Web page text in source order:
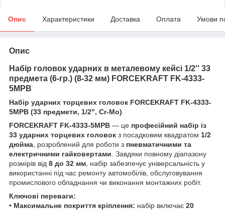
Опис Характеристики Доставка Оплата Умови
Опис
Набір головок ударних в металевому кейсі 1/2'' 33
предмета (6-гр.) (8-32 мм) FORCEKRAFT FK-4333-
5MPB
Набір ударних торцевих головок FORCEKRAFT FK-4333-
5MPB (33 предмети, 1/2", Cr-Mo)
FORCEKRAFT FK-4333-5MPB — це професійний набір із
33 ударних торцевих головок з посадковим квадратом 1/2
дюйма , розроблений для роботи з пневматичними та
електричними гайковертами . Завдяки повному діапазону
розмірів від 8 до 32 мм , набір забезпечує універсальність у
використанні під час ремонту автомобілів, обслуговування
промислового обладнання чи виконання монтажних робіт.
Ключові переваги:
• Максимальне покриття кріплення: набір включає 20